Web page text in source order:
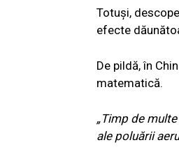
Totuși,
efecte
De pildă, în
matematică.
„Timp de
ale poluării